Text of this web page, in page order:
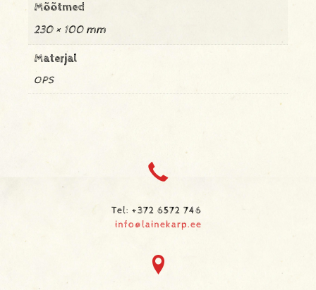
Mõõtmed
230 × 100 mm
Materjal
OPS
Tel: +372 6572 746
info@lainekarp.ee